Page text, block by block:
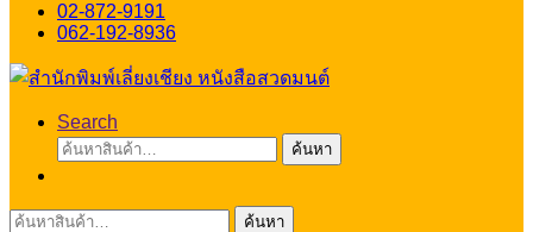
02-872-9191
062-192-8936
Search
ค้นหา:
ค้นหา
ค้นหา: ค้นหา